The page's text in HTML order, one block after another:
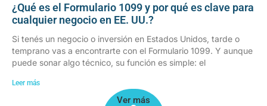
¿Qué es el Formulario 1099 y por qué es clave para
cualquier negocio en EE. UU.?
Si tenés un negocio o inversión en Estados Unidos, tarde o
temprano vas a encontrarte con el Formulario 1099. Y aunque
puede sonar algo técnico, su función es simple: el
Leer más
Ver más